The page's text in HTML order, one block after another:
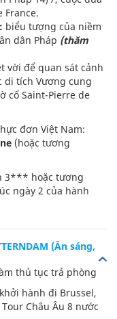
France.
: biểu tượng của niềm
dân Pháp (thăm
vời để quan sát cảnh
di tích Vương cung
cổ Saint-Pierre de
đơn Việt Nam:
(hoặc tương
3*** hoặc tương
ngày 2 của hành
(Ăn sáng,
thủ tục trả phòng
hành đi Brussel,
Châu Âu 8 nước